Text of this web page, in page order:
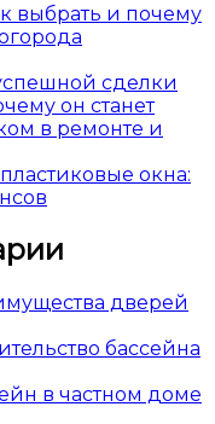
выбрать и почему
сделки
он станет
в ремонте и
окна:
дверей
бассейна
в частном доме